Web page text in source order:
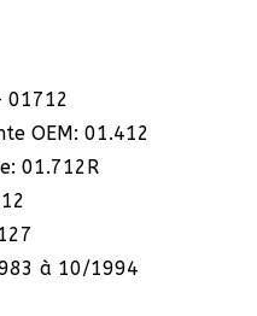
01712
OEM: 01.412
01.712R
à 10/1994